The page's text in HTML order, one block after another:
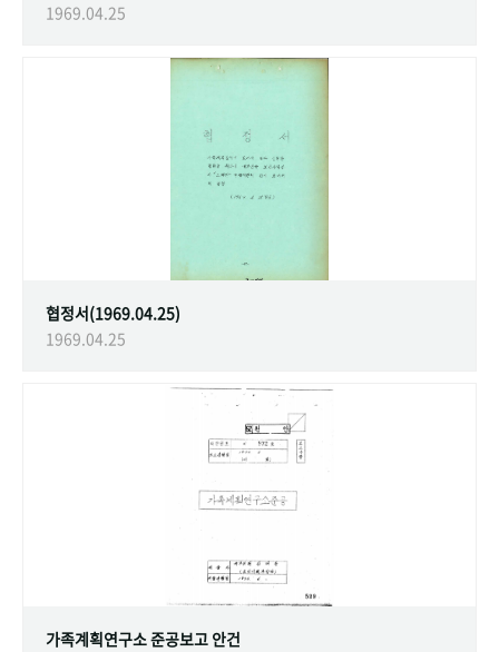
1969.04.25
협정서(1969.04.25)
1969.04.25
가족계획연구소 준공보고 안건